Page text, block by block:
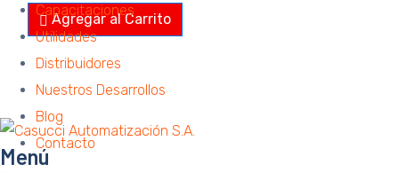
Capacitaciones
Utilidades
Distribuidores
Nuestros Desarrollos
Blog
Contacto
Agregar al Carrito
Menú